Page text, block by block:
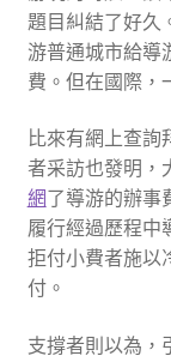
題目糾結了好久
游普通城市給導
費。但在國際，
比來有網上查詢
者采訪也發明，
網了導游的辦事
履行經過歷程中
拒付小費者施以
付。
支撐者則以為，